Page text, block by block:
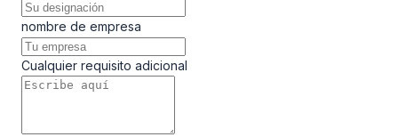
nombre de empresa
Cualquier requisito adicional